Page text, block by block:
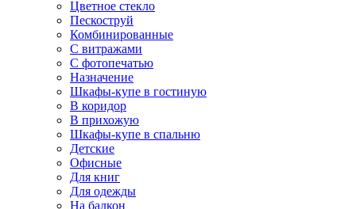
Цветное стекло
Пескоструй
Комбинированные
С витражами
С фотопечатью
Назначение
Шкафы-купе в гостиную
В коридор
В прихожую
Шкафы-купе в спальню
Детские
Офисные
Для книг
Для одежды
На балкон